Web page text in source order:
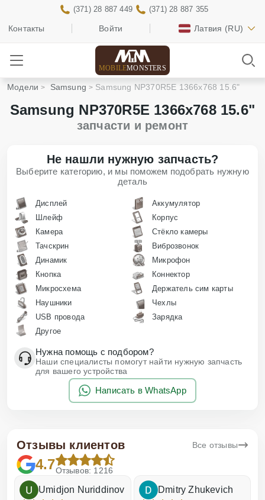
Контакты Войти Латвия (RU)
(371) 28 887 449 (371) 28 887 355
MOBILEMONSTERS
Модели Samsung Samsung NP370R5E 1366x768 15.6"
Samsung NP370R5E 1366x768 15.6"
запчасти и ремонт
Не нашли нужную запчасть?
Выберите категорию, и мы поможем подобрать нужную
деталь
Дисплей
Аккумулятор
Шлейф
Корпус
Камера
Стёкло камеры
Тачскрин
Виброзвонок
Динамик
Микрофон
Кнопка
Коннектор
Микросхема
Держатель сим карты
Наушники
Чехлы
USB провода
Зарядка
Другое
Нужна помощь с подбором?
Наши специалисты помогут найти нужную запчасть
для вашего устройства
Написать в WhatsApp
Отзывы клиентов Все отзывы
4.7Отзывов: 1216
Umidjon Nuriddinov Dmitry Zhukevich